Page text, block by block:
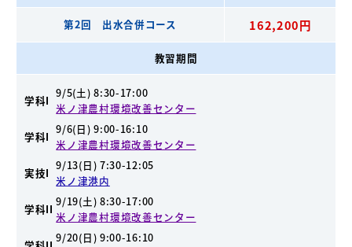
第2回 出水合併コース 162,200円
教習期間
学科I
9/5(土) 8:30-17:00
米ノ津農村環境改善センター
学科I
9/6(日) 9:00-16:10
米ノ津農村環境改善センター
実技I
9/13(日) 7:30-12:05
米ノ津港内
学科II
9/19(土) 8:30-17:00
米ノ津農村環境改善センター
9/20(日) 9:00-16:10